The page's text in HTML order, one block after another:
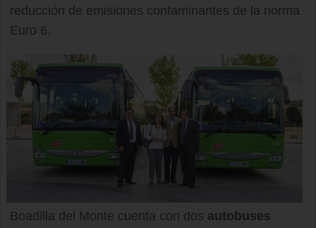
reducción de emisiones contaminantes de la norma
Euro 6.
Boadilla del Monte cuenta con dos autobuses